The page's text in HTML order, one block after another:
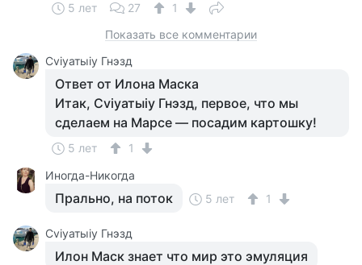
5 лет 27
1
Показать все комментарии
Cviyатыiy Гнэзд
Ответ от Илона Маска
Итак, Cviyатыiy Гнэзд, первое, что мы
сделаем на Марсе — посадим картошку!
5 лет
1
Иногда-Никогда
Прально, на поток 5 лет 1
Cviyатыiy Гнэзд
Илон Маск знает что мир это эмуляция